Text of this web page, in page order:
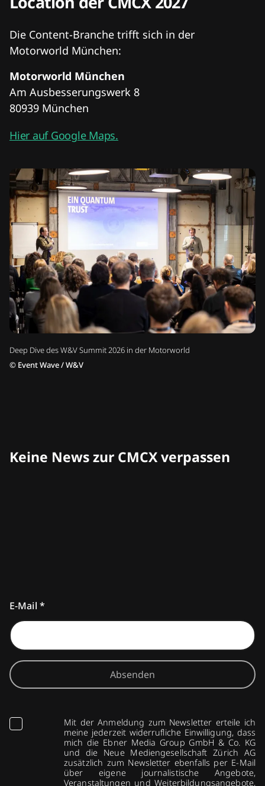
Deep Dive des W&V Summit 2026 in der Motorworld
© Event Wave / W&V
Die Content-Branche trifft sich in der
Motorworld München:
Motorworld München
Am Ausbesserungswerk 8
80939 München
Hier auf Google Maps.
Keine News zur CMCX verpassen
E-Mail *
Absenden
Mit der Anmeldung zum Newsletter erteile ich
meine jederzeit widerrufliche Einwilligung, dass
mich die Ebner Media Group GmbH & Co. KG
und die Neue Mediengesellschaft Zürich AG
zusätzlich zum Newsletter ebenfalls per E-Mail
über eigene journalistische Angebote,
Veranstaltungen und Weiterbildungsangebote,